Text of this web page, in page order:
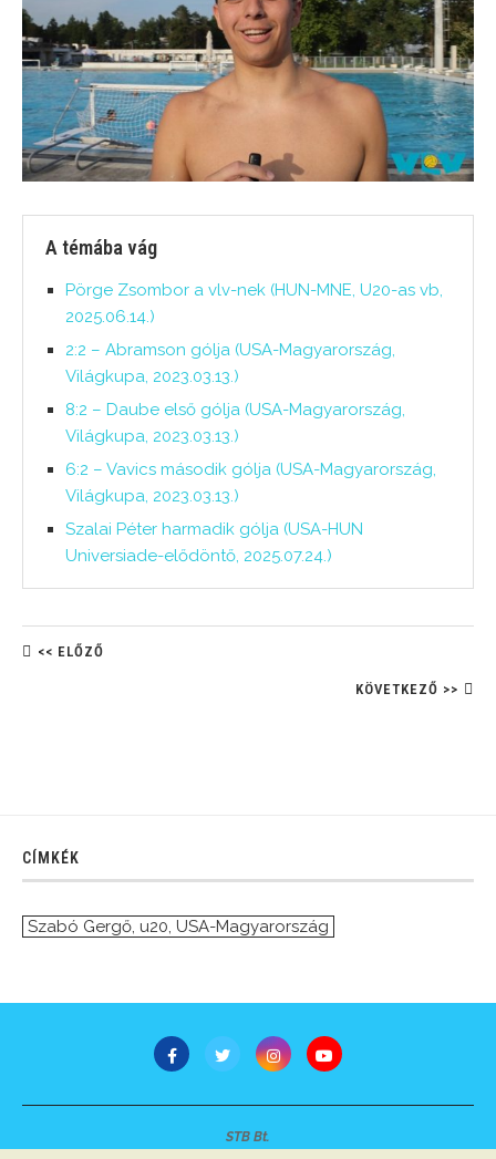
A témába vág
Pörge Zsombor a vlv-nek (HUN-MNE, U20-as vb,
2025.06.14.)
2:2 – Abramson gólja (USA-Magyarország,
Világkupa, 2023.03.13.)
8:2 – Daube első gólja (USA-Magyarország,
Világkupa, 2023.03.13.)
6:2 – Vavics második gólja (USA-Magyarország,
Világkupa, 2023.03.13.)
Szalai Péter harmadik gólja (USA-HUN
Universiade-elődöntő, 2025.07.24.)
<< ELŐZŐ
KÖVETKEZŐ >>
CÍMKÉK
Szabó Gergő, u20, USA-Magyarország
STB Bt.